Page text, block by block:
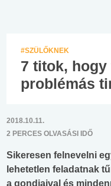
#SZÜLŐKNEK
7 titok,
problémás
2018.10.11.
2 PERCES OLVASÁSI IDŐ
Sikeresen felnevelni
lehetetlen feladatnak
a gondjaival és